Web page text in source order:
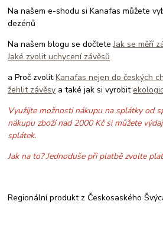
Na našem e-shodu si Kanafas můžete
dezénů
Na našem blogu se dočteteJak se měří
Jaké zvolit uchycení závěsů
a Proč zvolitKanafas nejen do českých
žehlit závěsy a také jak si vyrobit
Využijte možnosti nákupu na splátky od
nákupu zboží nad 2000 Kč si můžete
splátek.
Jak na to? Jednoduše při platbě zvolte
Regionální produkt z Českosaského